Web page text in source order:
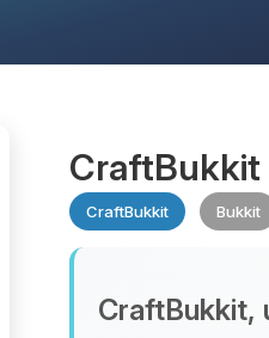
CraftBukkit
CraftBukkit Bukkit
CraftBukkit,